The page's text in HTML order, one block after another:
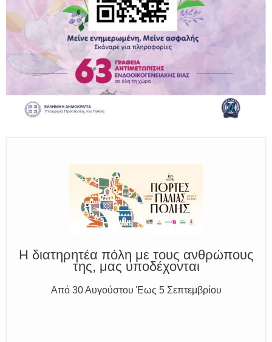
Παραμένουμε Προσεκτικοί
Καλούμε Άμεσα την Πυροσβεστική στο 199 ή στο 112
και δίνουμε σαφείς πληροφορίες